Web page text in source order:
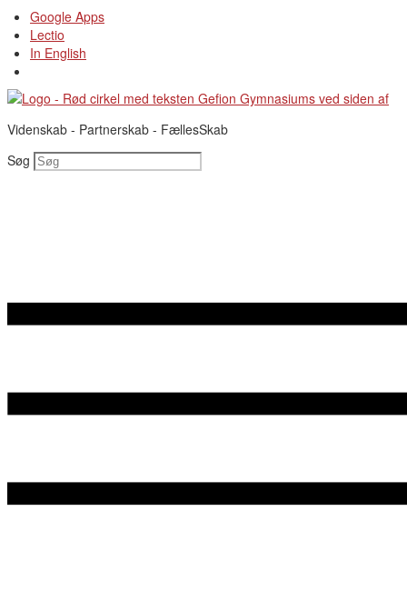
Videre
til
indhold
Google Apps
Lectio
In English
Videnskab - Partnerskab - FællesSkab
Søg